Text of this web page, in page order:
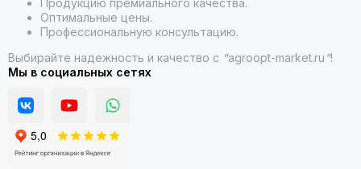
Продукцию премиального качества.
Оптимальные цены.
Профессиональную консультацию.
Выбирайте надежность и качество с "agroopt-market.ru "!
Мы в социальных сетях